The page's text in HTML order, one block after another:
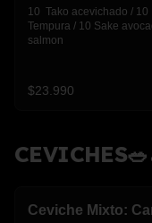
10  Tako acevichado / 10
Tempura / 10 Sake
salmon
$23.990
Ceviche Mixto: